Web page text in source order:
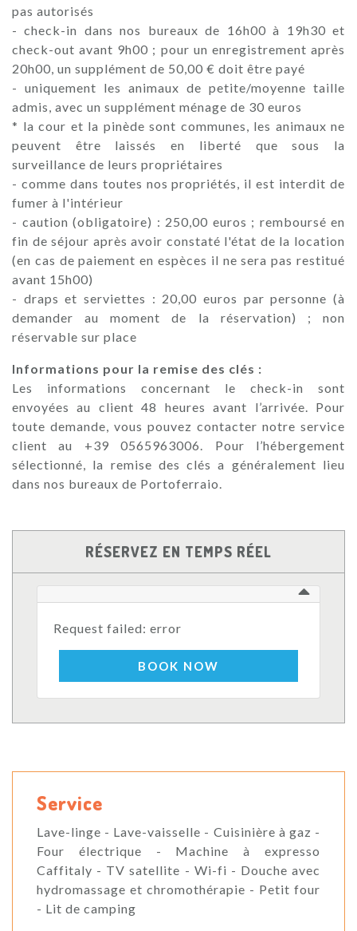
pas autorisés
- check-in dans nos bureaux de 16h00 à 19h30 et
check-out avant 9h00 ; pour un enregistrement après
20h00, un supplément de 50,00 € doit être payé
- uniquement les animaux de petite/moyenne taille
admis, avec un supplément ménage de 30 euros
* la cour et la pinède sont communes, les animaux ne
peuvent être laissés en liberté que sous la
surveillance de leurs propriétaires
- comme dans toutes nos propriétés, il est interdit de
fumer à l'intérieur
- caution (obligatoire) : 250,00 euros ; remboursé en
fin de séjour après avoir constaté l'état de la location
(en cas de paiement en espèces il ne sera pas restitué
avant 15h00)
- draps et serviettes : 20,00 euros par personne (à
demander au moment de la réservation) ; non
réservable sur place
Informations pour la remise des clés :
Les informations concernant le check-in sont
envoyées au client 48 heures avant l’arrivée. Pour
toute demande, vous pouvez contacter notre service
client au +39 0565963006. Pour l’hébergement
sélectionné, la remise des clés a généralement lieu
dans nos bureaux de Portoferraio.
RÉSERVEZ EN TEMPS RÉEL
Request failed: error
BOOK NOW
Service
Lave-linge - Lave-vaisselle - Cuisinière à gaz -
Four électrique - Machine à expresso
Caffitaly - TV satellite - Wi-fi - Douche avec
hydromassage et chromothérapie - Petit four
- Lit de camping